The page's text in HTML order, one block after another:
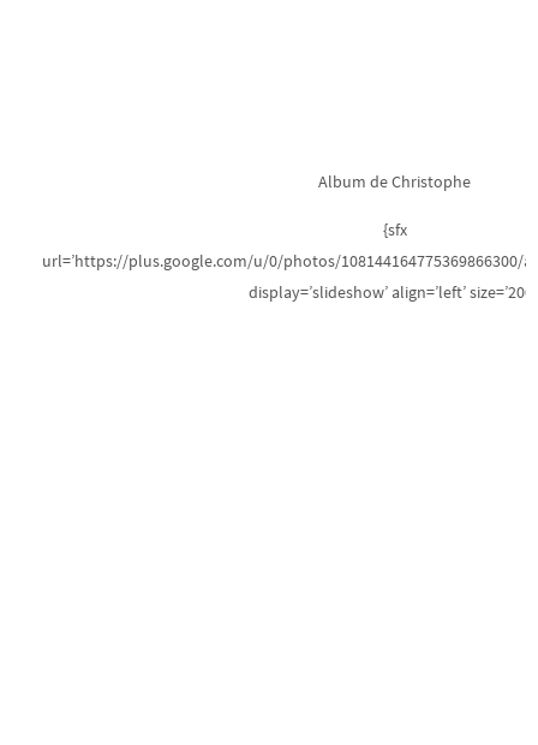
Album de Christophe
{sfx
url=’https://plus.google.com/u/0/photos/108144164775369866300/
display=’slideshow’ align=’left’